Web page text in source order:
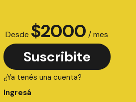
Desde $2000 / mes
Suscribite
¿Ya tenés una cuenta?
Ingresá